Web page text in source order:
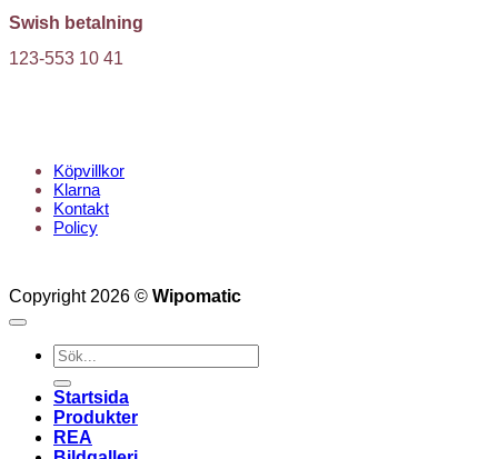
Swish betalning
123-553 10 41
Köpvillkor
Klarna
Kontakt
Policy
Copyright 2026 © Wipomatic
Sök
efter:
Startsida
Produkter
REA